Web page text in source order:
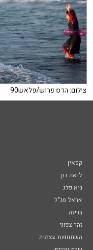
צילום: הדס פרוש/פלאש90
קפאין
ליאת רון
גיא פלג
אראל סג"ל
בריזה
זהר צפוני
השתתפות עצמית